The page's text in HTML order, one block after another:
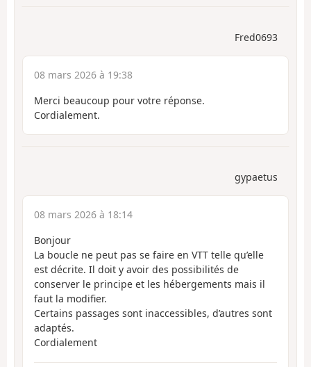
Fred0693
08 mars 2026 à 19:38
Merci beaucoup pour votre réponse.
Cordialement.
gypaetus
08 mars 2026 à 18:14
Bonjour
La boucle ne peut pas se faire en VTT telle qu’elle
est décrite. Il doit y avoir des possibilités de
conserver le principe et les hébergements mais il
faut la modifier.
Certains passages sont inaccessibles, d’autres sont
adaptés.
Cordialement